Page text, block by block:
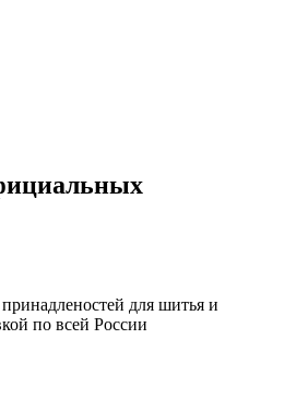
для шитья и
по всей России